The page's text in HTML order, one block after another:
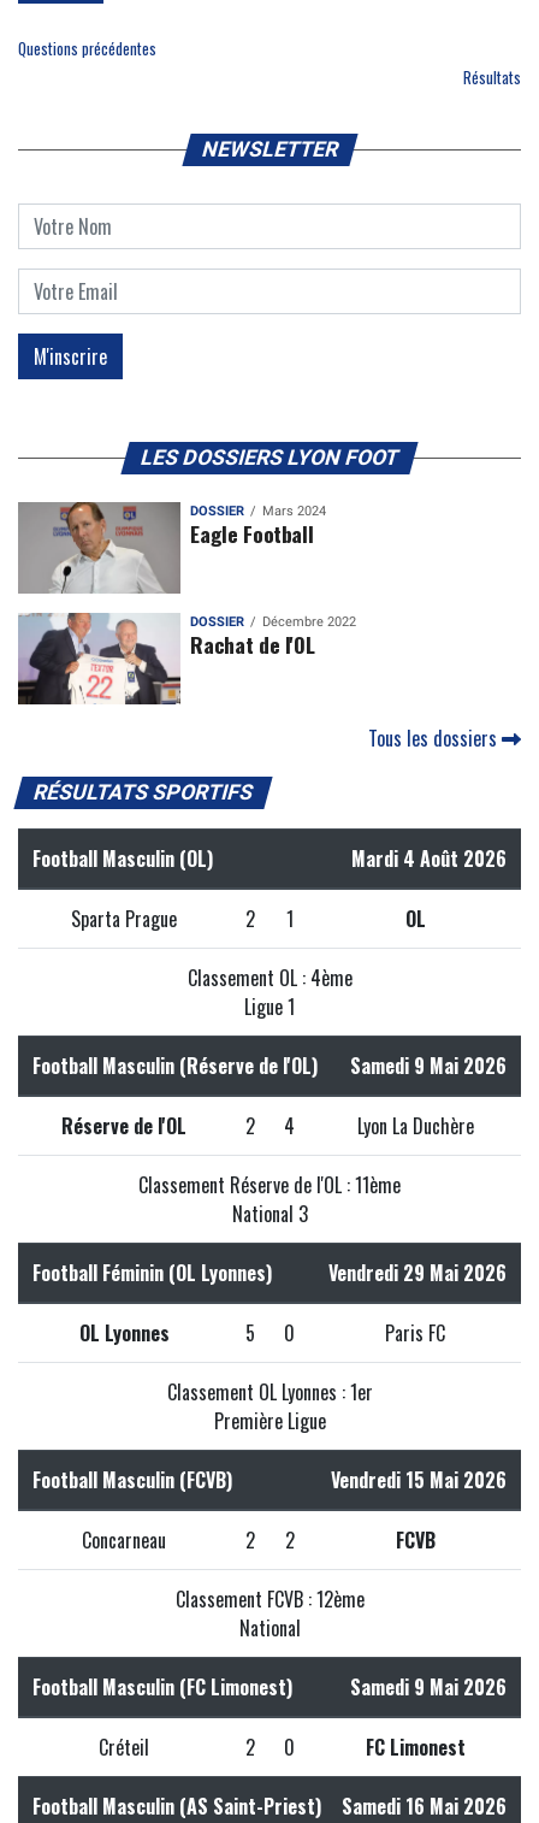
Questions précédentes
Résultats
NEWSLETTER
LES DOSSIERS LYON FOOT
DOSSIER Mars 2024
Eagle Football
DOSSIER Décembre 2022
Rachat de l'OL
Tous les dossiers
RÉSULTATS SPORTIFS
Football Masculin (OL) Mardi 4 Août 2026
Sparta Prague 2 1 OL
Classement OL : 4ème
Ligue 1
Football Masculin (Réserve de l'OL) Samedi 9 Mai 2026
Réserve de l'OL 2 4 Lyon La Duchère
Classement Réserve de l'OL : 11ème
National 3
Football Féminin (OL Lyonnes) Vendredi 29 Mai 2026
OL Lyonnes 5 0 Paris FC
Classement OL Lyonnes : 1er
Première Ligue
Football Masculin (FCVB) Vendredi 15 Mai 2026
Concarneau 2 2 FCVB
Classement FCVB : 12ème
National
Football Masculin (FC Limonest) Samedi 9 Mai 2026
Créteil 2 0 FC Limonest
Football Masculin (AS Saint-Priest) Samedi 16 Mai 2026